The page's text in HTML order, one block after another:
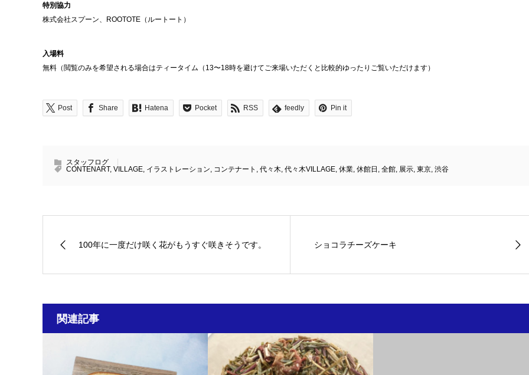
特別協力
株式会社スプーン、ROOTOTE（ルートート）
入場料
無料（閲覧のみを希望される場合はティータイム（13〜18時を避けてご来場いただくと比較的ゆったりご覧いただけます）
Post Share Hatena Pocket RSS feedly Pin it
スタッフログ
CONTENART, VILLAGE, イラストレーション, コンテナート , 代々木, 代々木VILLAGE, 休業, 休館日 , 全館, 展示, 東京, 渋谷
100年に一度だけ咲く花がもうすぐ咲きそうです。 ショコラチーズケーキ
関連記事